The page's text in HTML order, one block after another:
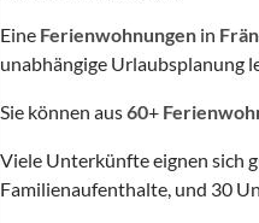
Eine Ferienwohnungen in
unabhängige Urlaubsplanung
Sie können aus60+
Viele Unterkünfte eignen sich
Familienaufenthalte, und 30